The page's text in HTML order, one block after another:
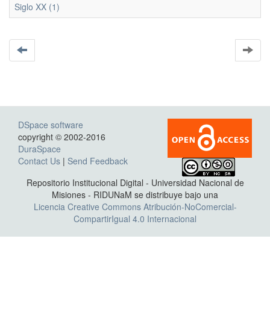
Siglo XX (1)
DSpace software
copyright © 2002-2016
DuraSpace
Contact Us | Send Feedback
Repositorio Institucional Digital - Universidad Nacional de
Misiones - RIDUNaM se distribuye bajo una
Licencia Creative Commons Atribución-NoComercial-
CompartirIgual 4.0 Internacional